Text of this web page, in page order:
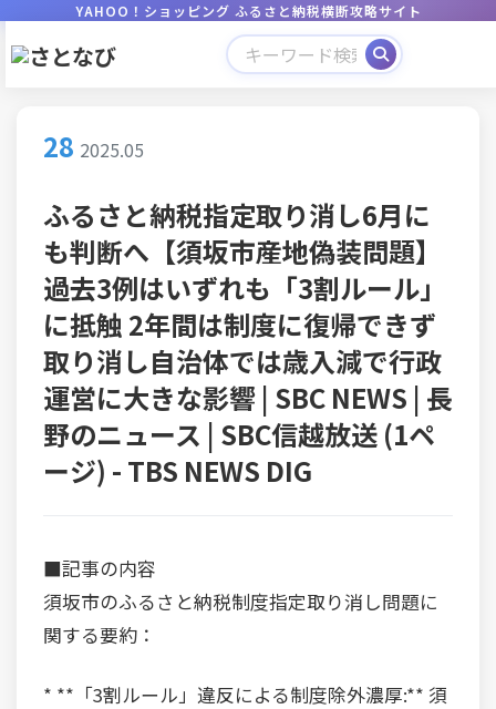
YAHOO！ショッピング ふるさと納税横断攻略サイト
28 2025.05
ふるさと納税指定取り消し6月に
も判断へ【須坂市産地偽装問題】
過去3例はいずれも「3割ルール」
に抵触 2年間は制度に復帰できず
取り消し自治体では歳入減で行政
運営に大きな影響 | SBC NEWS | 長
野のニュース | SBC信越放送 (1ペ
ージ) - TBS NEWS DIG
■記事の内容
須坂市のふるさと納税制度指定取り消し問題に
関する要約：
* **「3割ルール」違反による制度除外濃厚:** 須